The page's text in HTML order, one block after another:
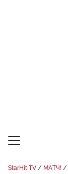
StarHit TV МАТЧ!